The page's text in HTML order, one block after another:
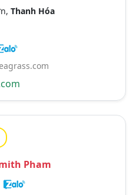
Thanh Hóa
Pham